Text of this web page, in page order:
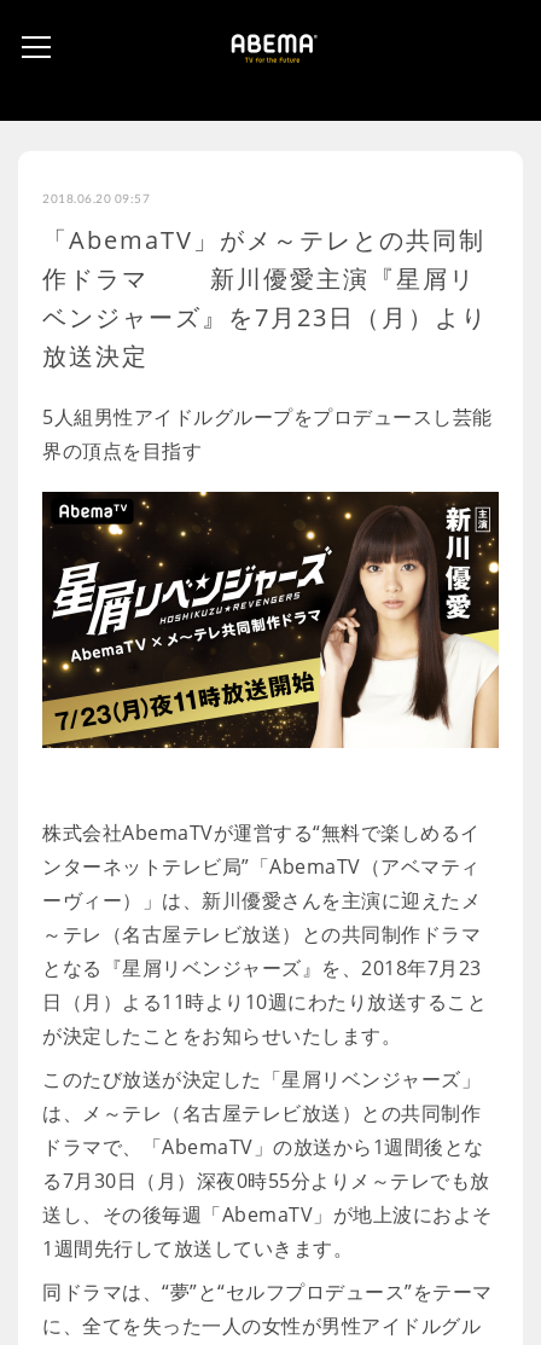
2018.06.20 09:57
「AbemaTV」がメ～テレとの共同制
作ドラマ 新川優愛主演『星屑リ
ベンジャーズ』を7月23日（月）より
放送決定
5人組男性アイドルグループをプロデュースし芸能
界の頂点を目指す
株式会社AbemaTVが運営する“無料で楽しめるイ
ンターネットテレビ局”「AbemaTV（アベマティ
ーヴィー）」は、新川優愛さんを主演に迎えたメ
～テレ（名古屋テレビ放送）との共同制作ドラマ
となる『星屑リベンジャーズ』を、2018年7月23
日（月）よる11時より10週にわたり放送すること
が決定したことをお知らせいたします。
このたび放送が決定した「星屑リベンジャーズ」
は、メ～テレ（名古屋テレビ放送）との共同制作
ドラマで、「AbemaTV」の放送から1週間後とな
る7月30日（月）深夜0時55分よりメ～テレでも放
送し、その後毎週「AbemaTV」が地上波におよそ
1週間先行して放送していきます。
同ドラマは、“夢”と“セルフプロデュース”をテーマ
に、全てを失った一人の女性が男性アイドルグル